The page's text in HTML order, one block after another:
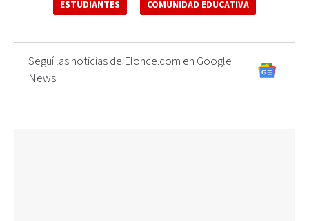
ESTUDIANTES COMUNIDAD EDUCATIVA
Seguí las noticias de Elonce.com en Google
News